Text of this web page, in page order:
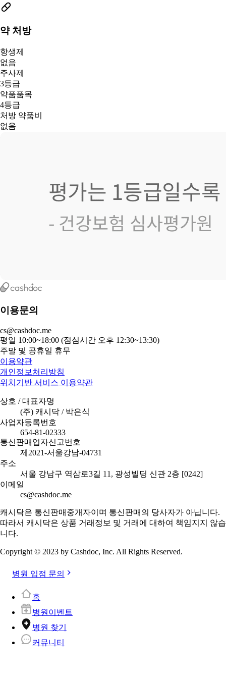
약 처방
항생제
없음
주사제
3등급
약품품목
4등급
처방 약품비
없음
이용문의
cs@cashdoc.me
평일 10:00~18:00 (점심시간 오후 12:30~13:30)
주말 및 공휴일 휴무
이용약관
개인정보처리방침
위치기반 서비스 이용약관
상호 / 대표자명
(주) 캐시닥 / 박은식
사업자등록번호
654-81-02333
통신판매업자신고번호
제2021-서울강남-04731
주소
서울 강남구 역삼로3길 11, 광성빌딩 신관 2층 [0242]
이메일
cs@cashdoc.me
캐시닥은 통신판매중개자이며 통신판매의 당사자가 아닙니다.
따라서 캐시닥은 상품 거래정보 및 거래에 대하여 책임지지 않습
니다.
Copyright © 2023 by Cashdoc, Inc. All Rights Reserved.
병원 입점 문의
홈
병원이벤트
병원 찾기
커뮤니티